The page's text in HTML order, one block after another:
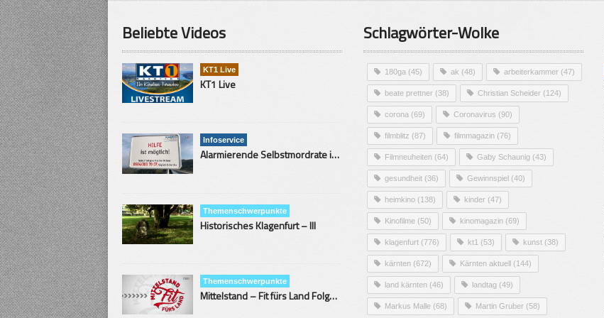
Beliebte Videos
KT1 Live
KT1 Live
Infoservice
Alarmierende Selbstmordrate in Kärnten
Themenschwerpunkte
Historisches Klagenfurt – III
Themenschwerpunkte
Mittelstand – Fit fürs Land Folge 9- Konditor
Schlagwörter-Wolke
180ga (45) ak (48) arbeiterkammer (47)
beate prettner (38) Christian Scheider (124)
corona (69) Coronavirus (90)
filmblitz (87) filmmagazin (76)
Filmneuheiten (64) Gaby Schaunig (43)
gesundheit (36) Gewinnspiel (40)
heimkino (138) kinder (47)
Kinofilme (50) kinomagazin (69)
klagenfurt (776) kt1 (53) kunst (38)
kärnten (672) Kärnten aktuell (144)
land kärnten (46) landtag (49)
Markus Malle (68) Martin Gruber (58)